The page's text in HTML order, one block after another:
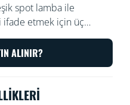
spot lamba ile
etmek için üç
ışığı kullanın. Mevcut
uygulamasıyla veya
ALINIR?